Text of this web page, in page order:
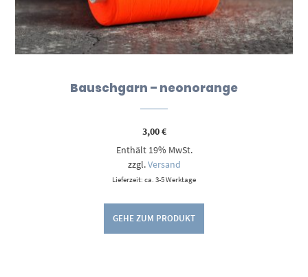
Bauschgarn – neonorange
3,00€
Enthält 19% MwSt.
zzgl.Versand
Lieferzeit: ca. 3-5 Werktage
GEHE ZUM PRODUKT